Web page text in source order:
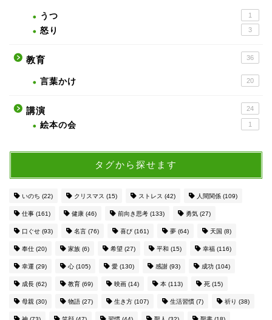
うつ 1
怒り 3
教育 36
言葉かけ 20
講演 24
絵本の会 1
タグから探せます
いのち (22) クリスマス (15) ストレス (42) 人間関係 (109)
仕事 (161) 健康 (46) 前向き思考 (133) 勇気 (27)
口ぐせ (93) 名言 (76) 喜び (161) 夢 (64) 天国 (8)
奉仕 (20) 家族 (6) 希望 (27) 平和 (15) 幸福 (116)
幸運 (29) 心 (105) 愛 (130) 感謝 (93) 成功 (104)
成長 (62) 教育 (69) 映画 (14) 本 (113) 死 (15)
母親 (30) 物語 (27) 生き方 (107) 生活習慣 (7) 祈り (38)